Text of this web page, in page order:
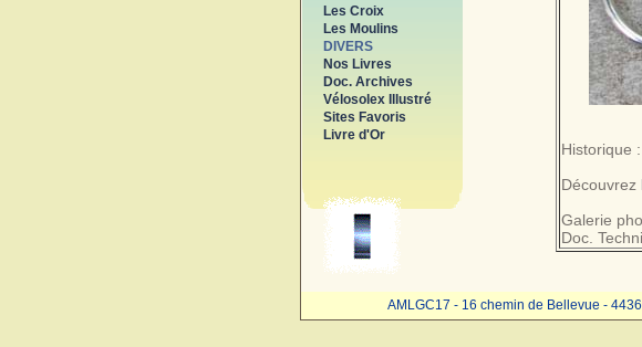
Les Croix
Les Moulins
DIVERS
Nos Livres
Doc. Archives
Vélosolex Illustré
Sites Favoris
Livre d'Or
Historique
Découvrez
Galerie
Doc.
AMLGC17 - 16 chemin de Bellevue -